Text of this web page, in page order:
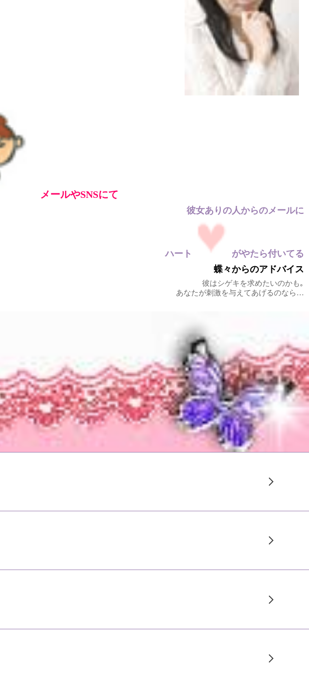
メールやSNSにて
彼女ありの人からのメールに
ハート
がやたら付いてる
蝶々からのアドバイス
彼はシゲキを求めたいのかも｡
あなたが刺激を与えてあげるのなら…